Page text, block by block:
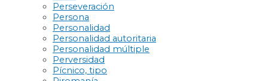
Perseveración
Persona
Personalidad
Personalidad autoritaria
Personalidad múltiple
Perversidad
Pícnico, tipo